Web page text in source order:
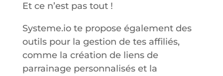
Et ce n’est pas tout !
Systeme.io te propose également des
outils pour la gestion de tes affiliés,
comme la création de liens de
parrainage personnalisés et la